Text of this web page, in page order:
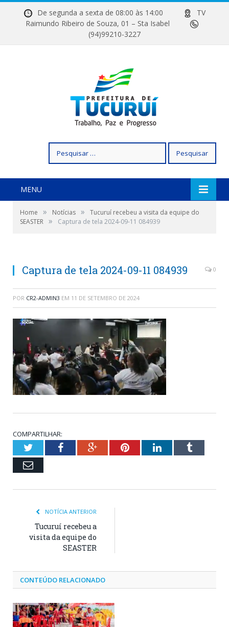
De segunda a sexta de 08:00 às 14:00
TV
Raimundo Ribeiro de Souza, 01 – Sta Isabel
(94)99210-3227
por:
MENU
Home » Notícias »
Tucuruí recebeu a visita da equipe do
SEASTER » Captura de tela 2024-09-11 084939
Captura de tela 2024-09-11 084939 0
POR CR2-ADMIN3 EM 11 DE SETEMBRO DE 2024
COMPARTILHAR:
TwitterFacebookGoogle+PinterestLinkedInTumblr
Email
NOTÍCIA ANTERIOR
Tucuruí recebeu a
visita da equipe do
SEASTER
CONTEÚDO RELACIONADO